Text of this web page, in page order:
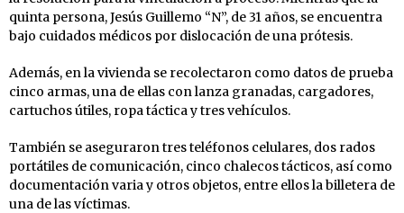
quinta persona, Jesús Guillemo “N”, de 31 años, se encuentra
bajo cuidados médicos por dislocación de una prótesis.
Además, en la vivienda se recolectaron como datos de prueba
cinco armas, una de ellas con lanza granadas, cargadores,
cartuchos útiles, ropa táctica y tres vehículos.
También se aseguraron tres teléfonos celulares, dos rados
portátiles de comunicación, cinco chalecos tácticos, así como
documentación varia y otros objetos, entre ellos la billetera de
una de las víctimas.